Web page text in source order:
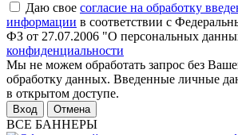
Даю свое согласие на обработку
информации в соответствии с
ФЗ от 27.07.2006 "О персональных
конфиденциальности
Мы не можем обработать запрос без
обработку данных. Введенные личные
в открытом доступе.
Отмена
ВСЕ БАННЕРЫ